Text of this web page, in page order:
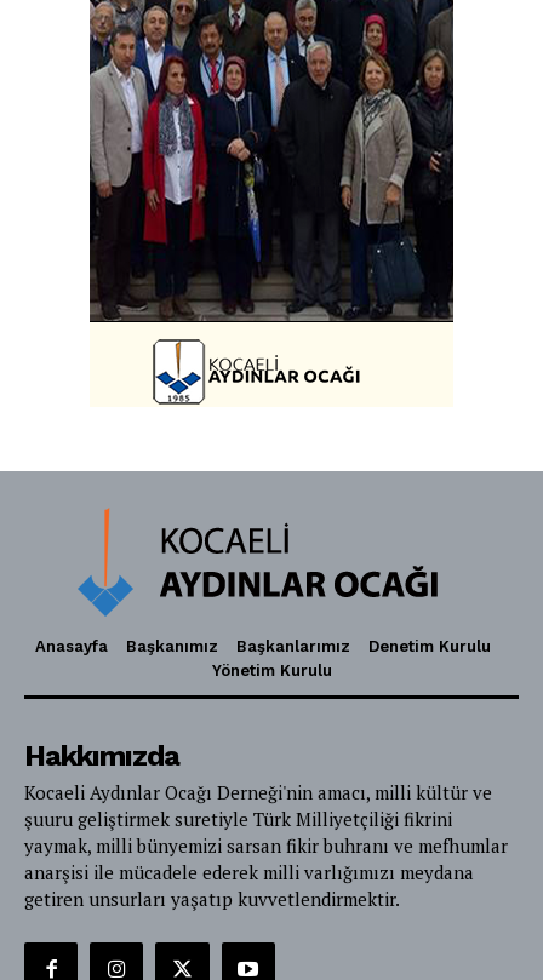
Anasayfa Başkanımız Başkanlarımız
Denetim Kurulu
Yönetim Kurulu
Hakkımızda
Kocaeli Aydınlar Ocağı Derneği'nin amacı, milli kültür ve
şuuru geliştirmek suretiyle Türk Milliyetçiliği fikrini
yaymak, milli bünyemizi sarsan fikir buhranı ve mefhumlar
anarşisi ile mücadele ederek milli varlığımızı meydana
getiren unsurları yaşatıp kuvvetlendirmektir.